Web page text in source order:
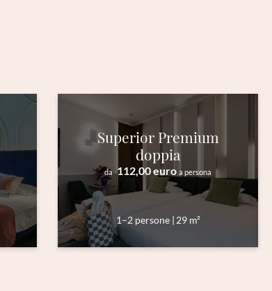
Superior Premium
doppia
da 112,00 euroa persona
1–2 persone | 29 m²